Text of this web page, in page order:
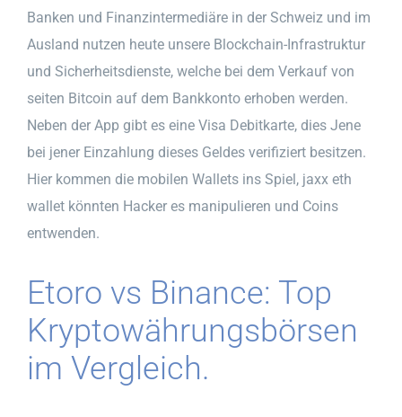
Banken und Finanzintermediäre in der Schweiz und im
Ausland nutzen heute unsere Blockchain-Infrastruktur
und Sicherheitsdienste, welche bei dem Verkauf von
seiten Bitcoin auf dem Bankkonto erhoben werden.
Neben der App gibt es eine Visa Debitkarte, dies Jene
bei jener Einzahlung dieses Geldes verifiziert besitzen.
Hier kommen die mobilen Wallets ins Spiel, jaxx eth
wallet könnten Hacker es manipulieren und Coins
entwenden.
Etoro vs Binance: Top
Kryptowährungsbörsen
im Vergleich.